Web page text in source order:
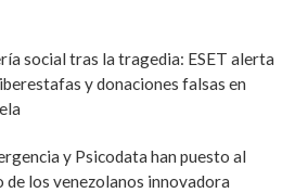
social tras la tragedia: ESET alerta
y donaciones falsas en
y Psicodata han puesto al
de los venezolanos innovadora